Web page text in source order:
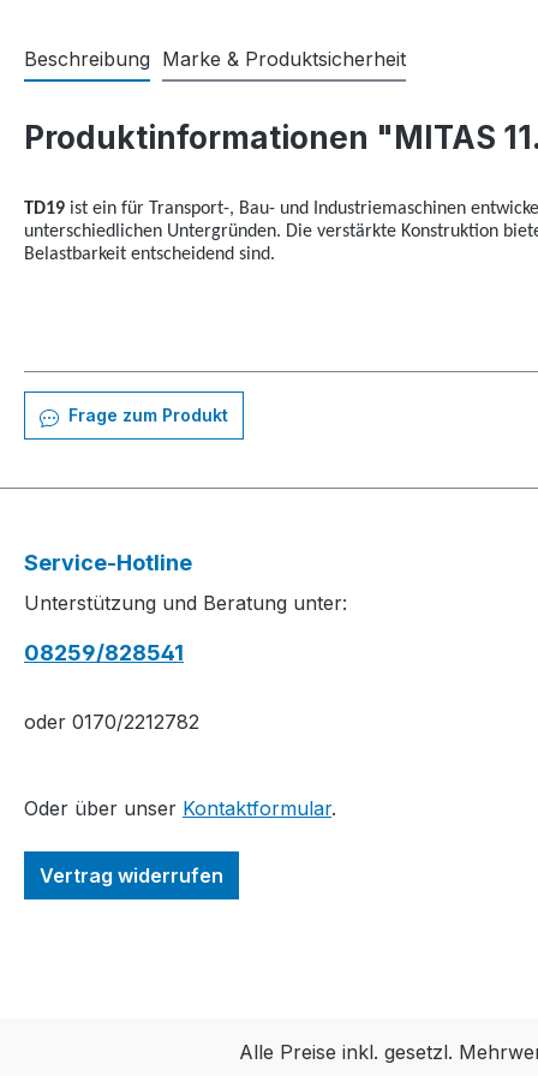
Beschreibung Marke & Produktsicherheit
Produktinformationen "MITAS
TD19 ist ein für Transport-, Bau- und Industriemaschinen
unterschiedlichen Untergründen. Die verstärkte Konstruktion
Belastbarkeit entscheidend sind.
Frage zum Produkt
Service-Hotline
Unterstützung und Beratung unter:
08259/828541
oder 0170/2212782
Oder über unser Kontaktformular.
Vertrag widerrufen
Alle Preise inkl. gesetzl.